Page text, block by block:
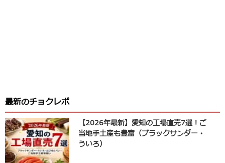
最新のチョクレポ
【2026年最新】愛知の工場直売7選！ご
当地手土産も豊富（ブラックサンダー・
ういろ）